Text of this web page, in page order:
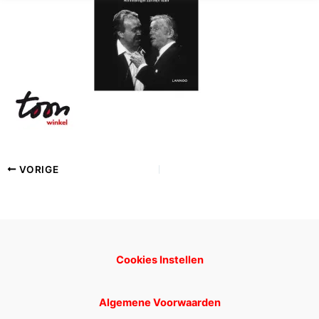
VORIGE
Cookies Instellen
Algemene Voorwaarden